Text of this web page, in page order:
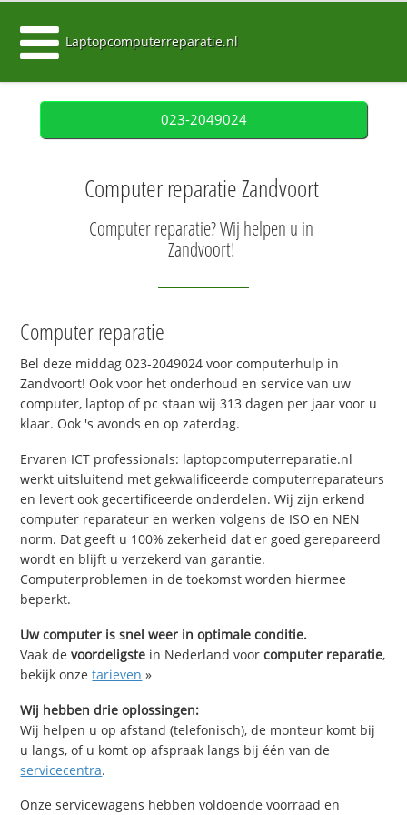
Laptopcomputerreparatie.nl
023-2049024
Computer reparatie Zandvoort
Computer reparatie? Wij helpen u in
Zandvoort!
Computer reparatie
Bel deze middag 023-2049024 voor computerhulp in
Zandvoort! Ook voor het onderhoud en service van uw
computer, laptop of pc staan wij 313 dagen per jaar voor u
klaar. Ook 's avonds en op zaterdag.
Ervaren ICT professionals: laptopcomputerreparatie.nl
werkt uitsluitend met gekwalificeerde computerreparateurs
en levert ook gecertificeerde onderdelen. Wij zijn erkend
computer reparateur en werken volgens de ISO en NEN
norm. Dat geeft u 100% zekerheid dat er goed gerepareerd
wordt en blijft u verzekerd van garantie.
Computerproblemen in de toekomst worden hiermee
beperkt.
Uw computer is snel weer in optimale conditie.
Vaak devoordeligste in Nederland voorcomputer reparatie,
bekijk onzetarieven »
Wij hebben drie oplossingen:
Wij helpen u op afstand (telefonisch), de monteur komt bij
u langs, of u komt op afspraak langs bij één van de
servicecentra.
Onze servicewagens hebben voldoende voorraad en